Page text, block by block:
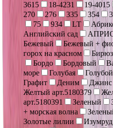
3615
18-4231 19-4015
270
276 335 354
75
934 LT
Английский сад
Бежевый
Бежевый +
горох на красном
Бордо
Бордовый
море
Голубая Голубой
Графит
Деним Джинс
Желтый арт.5180379
арт.5180391
Зеленый
+ морская волна
Золотые лилии
Изумруд